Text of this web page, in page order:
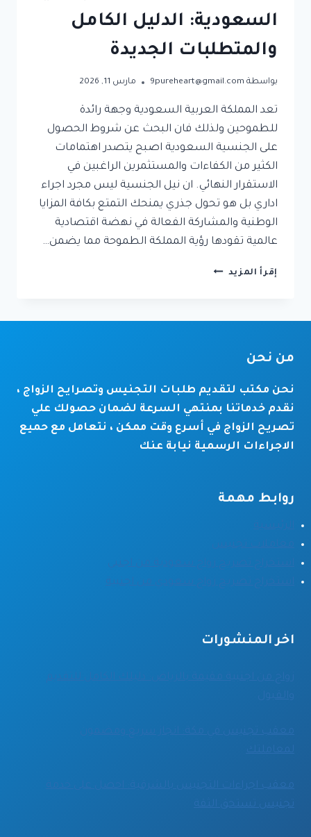
السعودية: الدليل الكامل
والمتطلبات الجديدة
بواسطة 9pureheart@gmail.com مارس 11, 2026
تعد المملكة العربية السعودية وجهة رائدة
للطموحين ولذلك فان البحث عن شروط الحصول
على الجنسية السعودية اصبح يتصدر اهتمامات
الكثير من الكفاءات والمستثمرين الراغبين في
الاستقرار النهائي. ان نيل الجنسية ليس مجرد اجراء
اداري بل هو تحول جذري يمنحك التمتع بكافة المزايا
الوطنية والمشاركة الفعالة في نهضة اقتصادية
عالمية تقودها رؤية المملكة الطموحة مما يضمن…
إقرأ المزيد شروط
الجديدة
من نحن
نحن مكتب لتقديم طلبات التجنيس وتصرايح الزواج ،
نقدم خدماتنا بمنتهي السرعة لضمان حصولك علي
تصريح الزواج في أسرع وقت ممكن ، نتعامل مع حميع
الاجراءات الرسمية نيابة عنك
روابط مهمة
الرئيسية
معاملات تجنيس
استخراج تصريح زواج سعودية من اجنبي
استخراج تصريح زواج سعودي من اجنبية
اخر المنشورات
زواج من اجنبية مقيمة بالرياض: دليلك الكامل للتقديم
معقب تجنيس في مكة: انجاز سريع ومضمون
معقب اجراءات التجنيس بالشرقية: احصل على خدمة
تجنيس تستحق الثقة